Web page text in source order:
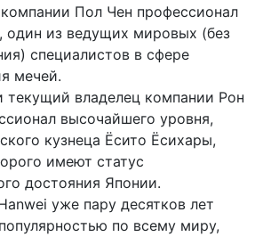
Пол Чен профессионал
один из ведущих мировых (без
специалистов в сфере
мечей.
текущий владелец компании Рон
высочайшего уровня,
кузнеца Ёсито Ёсихары,
имеют статус
достояния Японии.
уже пару десятков лет
по всему миру,